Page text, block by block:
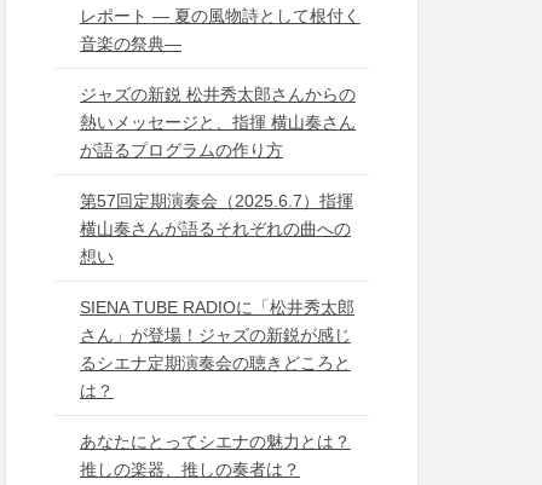
レポート ― 夏の風物詩として根付く
音楽の祭典―
ジャズの新鋭 松井秀太郎さんからの
熱いメッセージと、指揮 横山奏さん
が語るプログラムの作り方
第57回定期演奏会（2025.6.7）指揮
横山奏さんが語るそれぞれの曲への
想い
SIENA TUBE RADIOに「松井秀太郎
さん」が登場！ジャズの新鋭が感じ
るシエナ定期演奏会の聴きどころと
は？
あなたにとってシエナの魅力とは？
推しの楽器、推しの奏者は？